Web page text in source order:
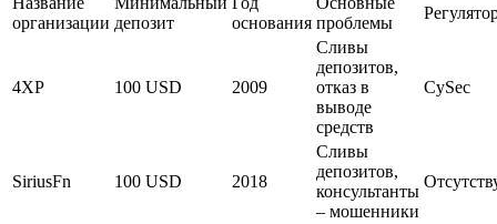
организации депозит
основания проблемы
4XP 100 USD 2009
Сливы
депозитов,
отказ в
выводе
средств
CySec
SiriusFn 100 USD 2018
Сливы
депозитов,
консультанты
– мошенники